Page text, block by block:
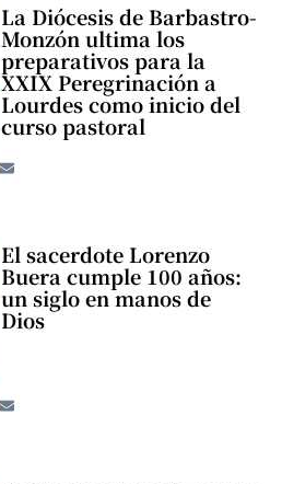
La Diócesis de Barbastro-
Monzón ultima los
preparativos para la
XXIX Peregrinación a
Lourdes como inicio del
curso pastoral
El sacerdote Lorenzo
Buera cumple 100 años:
un siglo en manos de
Dios